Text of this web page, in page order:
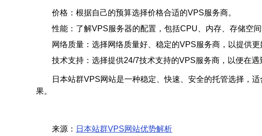
价格：根据自己的预算选择价格合适的VPS服务商。
性能：了解VPS服务器的配置，包括CPU、内存、存储空间
网络质量：选择网络质量好、稳定的VPS服务商，以提供更
技术支持：选择提供24/7技术支持的VPS服务商，以便在遇
日本站群VPS网站是一种稳定、快速、安全的托管选择，
果。
来源： 日本站群VPS网站优势解析